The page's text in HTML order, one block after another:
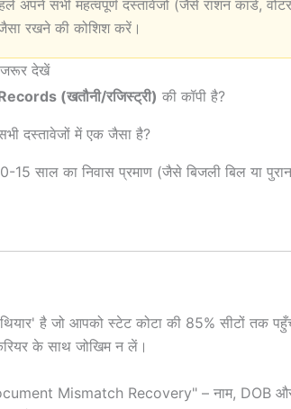
अपने सभी महत्वपूर्ण दस्तावेजों (जैसे राशन कार्ड,
रखने की कोशिश करें।
देखें
(खतौनी/रजिस्ट्री) की कॉपी है?
सभी दस्तावेजों में एक जैसा है?
साल का निवास प्रमाण (जैसे बिजली बिल या
है जो आपको स्टेट कोटा की 85% सीटों तक
के साथ जोखिम न लें।
Mismatch Recovery" – नाम, DOB और